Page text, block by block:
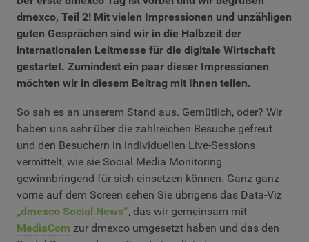
dmexco, Teil 2! Mit vielen Impressionen und unzähligen
guten Gesprächen sind wir in die Halbzeit der
internationalen Leitmesse für die digitale Wirtschaft
gestartet. Zumindest ein paar dieser Impressionen
möchten wir in diesem Beitrag mit Ihnen teilen.
So sah es an unserem Stand aus. Gemütlich, oder? Wir
haben uns sehr über die zahlreichen Besuche gefreut
und den Besuchern in individuellen Live-Sessions
vermittelt, wie sie Social Media Monitoring
gewinnbringend für sich einsetzen können. Ganz ganz
vorne auf dem Screen sehen Sie übrigens das Data-Viz
„dmexco Social News“, das wir gemeinsam mit
MediaCom zur dmexco umgesetzt haben und das den